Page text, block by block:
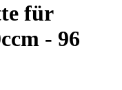
für
- 96